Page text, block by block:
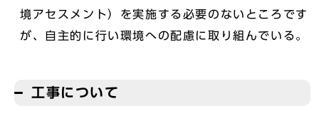
境アセスメント）を実施する必要のないところです
が、自主的に行い環境への配慮に取り組んでいる。
工事について